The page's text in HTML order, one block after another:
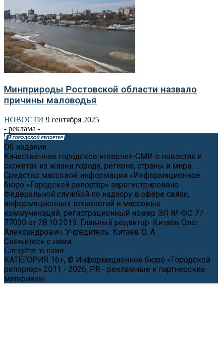
Минприроды Ростовской области назвало
причины маловодья
НОВОСТИ 9 сентября 2025
- реклама -
Об издании
Качественное городское интернет-СМИ о новостях и
сюжетах из жизни города, региона, страны и мира.
Средство массовой информации «Информационное
бюро «Городской репортёр» зарегистрировано
Федеральной службой по надзору в сфере связи,
информационных технологий и массовых
коммуникаций, регистрационный номер ЭЛ № ФС 77 -
77030 от 28.10.2019. Главный редактор: Китаев Олег
Александрович. Учредитель: Китаев О. А.
Свяжитесь с нами:
Следуйте за нами
КАТЕГОРИЯ 16+, © Информационное бюро «Городской
репортёр» 2011 - 2026, PR - рекламные и партнерские
материалы.